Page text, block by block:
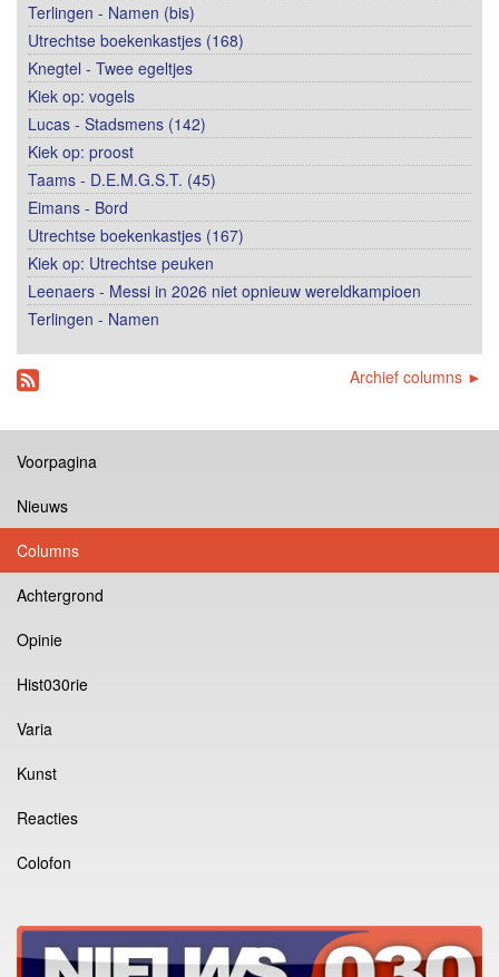
Terlingen - Namen (bis)
Utrechtse boekenkastjes (168)
Knegtel - Twee egeltjes
Kiek op: vogels
Lucas - Stadsmens (142)
Kiek op: proost
Taams - D.E.M.G.S.T. (45)
Eimans - Bord
Utrechtse boekenkastjes (167)
Kiek op: Utrechtse peuken
Leenaers - Messi in 2026 niet opnieuw wereldkampioen
Terlingen - Namen
Archief columns ►
Voorpagina
Nieuws
Columns
Achtergrond
Opinie
Hist030rie
Varia
Kunst
Reacties
Colofon